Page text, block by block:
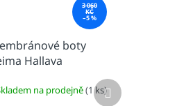
3 060
KČ
–5 %
boty
Hallava
na prodejně(1 ks) Další
produkt